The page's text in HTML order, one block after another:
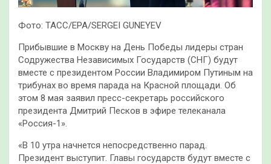
Фото: ТАСС/EPA/SERGEI GUNEYEV
Прибывшие в Москву на День Победы лидеры стран
Содружества Независимых Государств (СНГ) будут
вместе с президентом России Владимиром Путиным на
трибунах во время парада на Красной площади. Об
этом 8 мая заявил пресс-секретарь российского
президента Дмитрий Песков в эфире телеканала
«Россия-1».
«В 10 утра начнется непосредственно парад.
Президент выступит. Главы государств будут вместе с